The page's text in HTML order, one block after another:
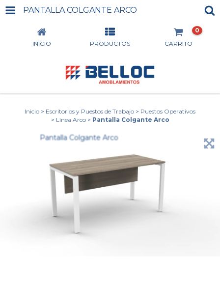
PANTALLA COLGANTE ARCO
INICIO PRODUCTOS CARRITO
0
Inicio > Escritorios y Puestos de Trabajo > Puestos Operativos
> Línea Arco > Pantalla Colgante Arco